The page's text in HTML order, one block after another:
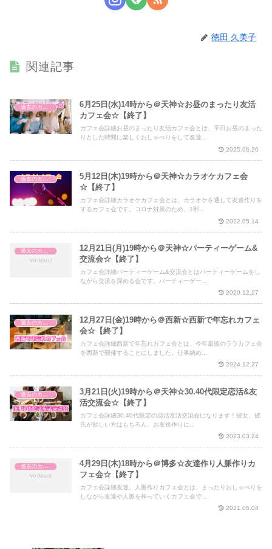
徳田 久美子
関連記事
過去のカフェ会
6月25日(水)14時から＠天神☆お昼のまったり友活
カフェ会☆【終了】
カフェ会詳細お昼のまったり友活カフェ会とは、平日お昼のまった
りとした時間に楽しくおしゃべりをして友達...
2025.06.26
過去のカフェ会
5月12日(木)19時から＠天神☆カラオケカフェ会
☆【終了】
カフェ会詳細カラオケカフェ会とは、カラオケを通して友達作りを
するカフェ会です。コロナ対策のため、1部...
2022.05.14
過去のカフェ会
12月21日(月)19時から＠天神☆パーティーゲーム&
交流会☆【終了】
カフェ会詳細パーティーゲーム&交流会とはパーティーゲームをし
ながら交流を深める会です。パーティーゲー...
2020.12.27
過去のカフェ会
12月27日(金)19時から＠西新☆西新で年忘れカフェ
会☆【終了】
カフェ会詳細西新で年忘れカフェ会とは、今年最後のララカフェ会
を西新で開催することにしました。仕事納め...
2024.12.27
過去のカフェ会
3月21日(火)19時から＠天神☆30.40代限定恋活&友
活交流会☆【終了】
カフェ会詳細30.40代限定の恋活友活交流会になります！彼女、彼
氏が欲しい方はもちろん、お友達作りに...
2023.03.24
過去のカフェ会
4月29日(木)18時から＠博多☆友達作り人脈作りカ
フェ会☆【終了】
カフェ会詳細友達、人脈作りカフェ会とは、まったりおしゃべりを
しながら友達や人脈を作っていくカフェ会で...
2021.05.04